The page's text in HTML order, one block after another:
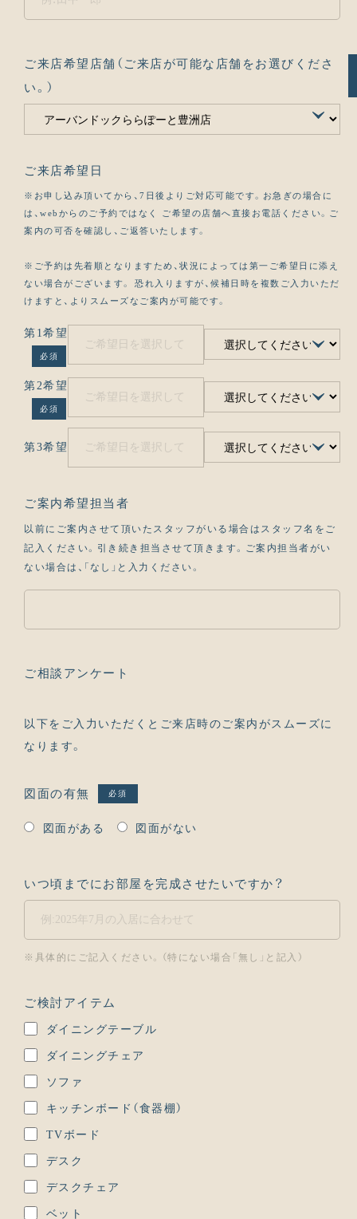
ご来店希望店舗（ご来店が可能な店舗をお選びくださ
い。）
ご来店希望日
※お申し込み頂いてから、7日後よりご対応可能です。お急ぎの場合に
は、webからのご予約ではなく ご希望の店舗へ直接お電話ください。ご
案内の可否を確認し、ご返答いたします。
※ご予約は先着順となりますため、状況によっては第一ご希望日に添え
ない場合がございます。 恐れ入りますが、候補日時を複数ご入力いただ
けますと、よりスムーズなご案内が可能です。
第1希望
必須
第2希望
必須
第3希望
ご案内希望担当者
以前にご案内させて頂いたスタッフがいる場合はスタッフ名をご
記入ください。引き続き担当させて頂きます。ご案内担当者がい
ない場合は、「なし」と入力ください。
ご相談アンケート
以下をご入力いただくとご来店時のご案内がスムーズに
なります。
図面の有無 必須
図面がある 図面がない
いつ頃までにお部屋を完成させたいですか？
※具体的にご記入ください。（特にない場合「無し」と記入）
ご検討アイテム
ダイニングテーブル
ダイニングチェア
ソファ
キッチンボード（食器棚）
TVボード
デスク
デスクチェア
ベット